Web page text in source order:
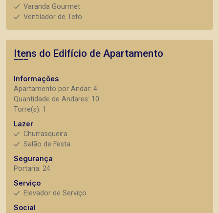
Varanda Gourmet
Ventilador de Teto
Itens do Edifício de Apartamento
Informações
Apartamento por Andar: 4
Quantidade de Andares: 10
Torre(s): 1
Lazer
Churrasqueira
Salão de Festa
Segurança
Portaria: 24
Serviço
Elevador de Serviço
Social